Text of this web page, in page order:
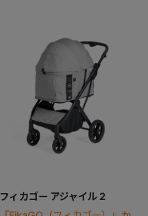
フィカゴー アジャイル 2